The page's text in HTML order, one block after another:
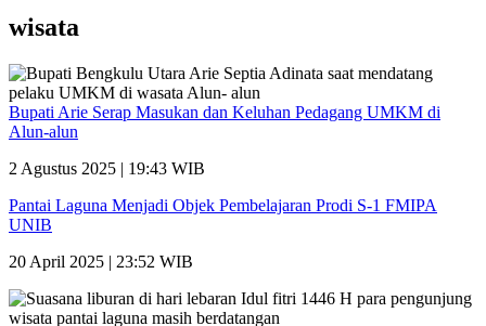
wisata
Bupati Arie Serap Masukan dan Keluhan Pedagang UMKM di
Alun-alun
2 Agustus 2025 | 19:43 WIB
Pantai Laguna Menjadi Objek Pembelajaran Prodi S-1 FMIPA
UNIB
20 April 2025 | 23:52 WIB